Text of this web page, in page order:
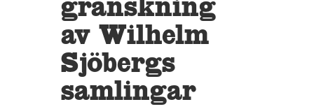
av Wilhelm
Sjöbergs
samlingar